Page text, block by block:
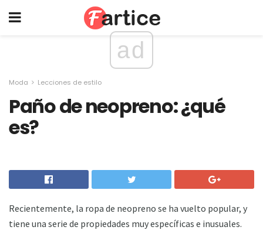
ad
Moda Lecciones de estilo
Paño de neopreno: ¿qué
es?
Recientemente, la ropa de neopreno se ha vuelto popular, y
tiene una serie de propiedades muy específicas e inusuales.